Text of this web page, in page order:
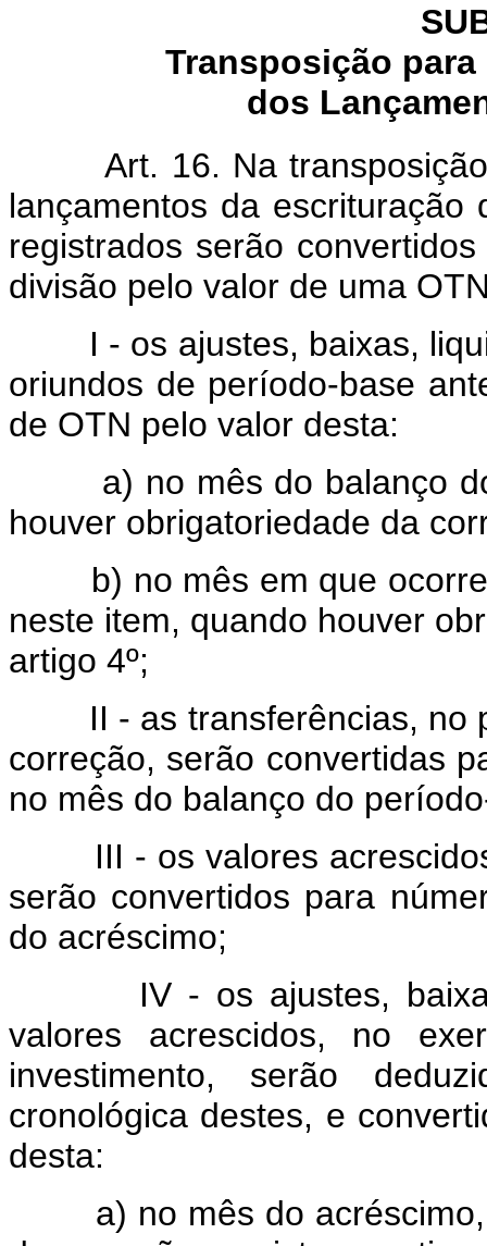
Transposição para
dos
Art. 16. Na
lançamentos da
registrados serão
divisão pelo valor de uma
I - os ajustes, baixas,
oriundos de período-base
de OTN pelo valor desta:
a) no mês do balanço do
houver obrigatoriedade da
b) no mês em que ocorrer
neste item, quando houver
artigo 4º;
II - as transferências, no
correção, serão convertidas
no mês do balanço do
III - os valores acrescidos
serão convertidos para
do acréscimo;
IV - os ajustes, baixas,
valores acrescidos, no
investimento, serão
cronológica destes, e
desta:
a) no mês do acréscimo,